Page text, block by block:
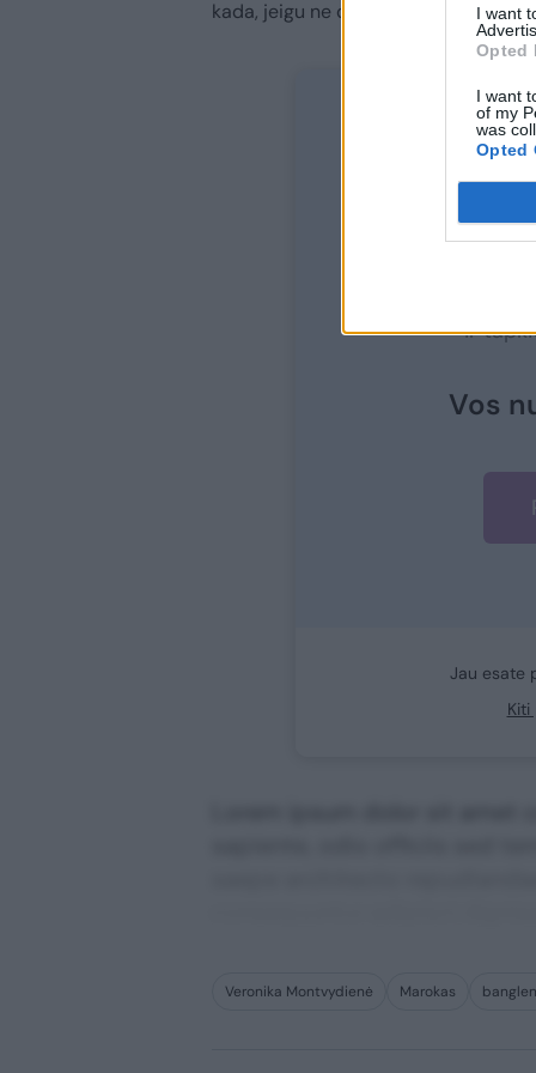
I want
Opted
I want
of my
was
Opted
kada, jeigu ne dabar.
ir
Vos
Jau esate
Veronika Montvydienė Marokas